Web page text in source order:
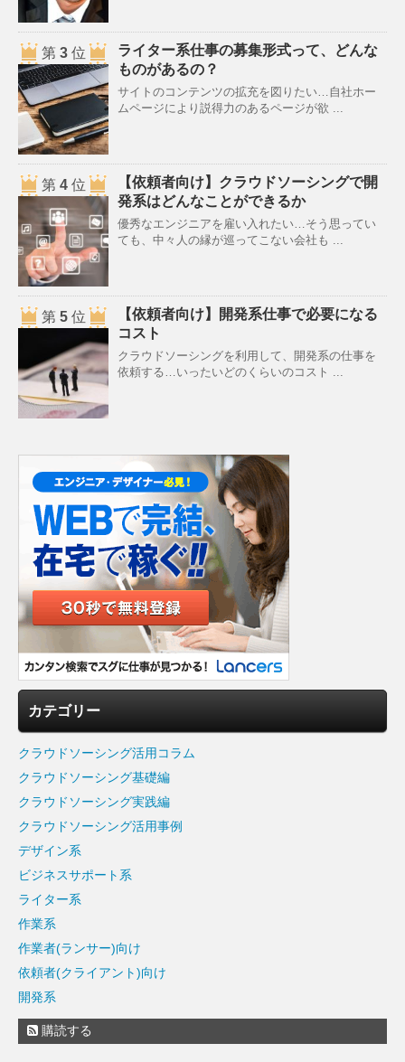
第 3位
ライター系仕事の募集形式って、どんな
ものがあるの？
サイトのコンテンツの拡充を図りたい…自社ホー
ムページにより説得力のあるページが欲 ...
第 4位
【依頼者向け】クラウドソーシングで開
発系はどんなことができるか
優秀なエンジニアを雇い入れたい…そう思ってい
ても、中々人の縁が巡ってこない会社も ...
第 5位
【依頼者向け】開発系仕事で必要になる
コスト
クラウドソーシングを利用して、開発系の仕事を
依頼する…いったいどのくらいのコスト ...
カテゴリー
クラウドソーシング活用コラム
クラウドソーシング基礎編
クラウドソーシング実践編
クラウドソーシング活用事例
デザイン系
ビジネスサポート系
ライター系
作業系
作業者(ランサー)向け
依頼者(クライアント)向け
開発系
購読する